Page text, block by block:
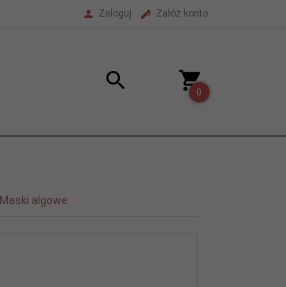
Zaloguj Załóż konto
0
Maski algowe